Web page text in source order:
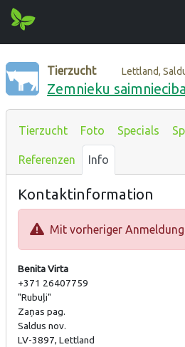
Tierzucht Lettland,
Zemnieku
Tierzucht Foto Specials
Referenzen Info
Kontaktinformation
Mit vorheriger
Benita Virta
+371 26407759
"Rubuļi"
Zaņas pag.
Saldus nov.
LV-3897, Lettland